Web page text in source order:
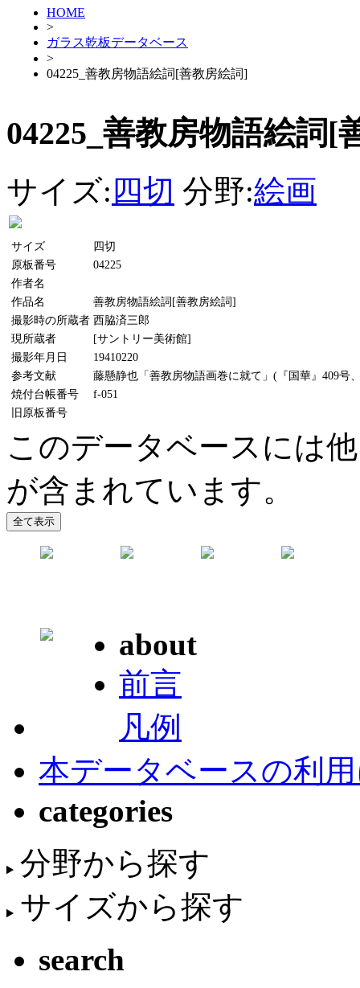
HOME
>
ガラス乾板データベース
>
04225_善教房物語絵詞[善教房絵詞]
04225_善教房物語絵詞[
サイズ: 四切 分野:絵画
サイズ
四切
原板番号
04225
作者名
作品名
善教房物語絵詞[善教房絵詞]
撮影時の所蔵者 西脇済三郎
現所蔵者
[サントリー美術館]
撮影年月日
19410220
参考文献
藤懸静也「善教房物語画巻に就て」(『国華』409号
焼付台帳番号
f-051
旧原板番号
このデータベースには
が含まれています。
about
前言
凡例
本データベースの利
categories
分野から探す
サイズから探す
search